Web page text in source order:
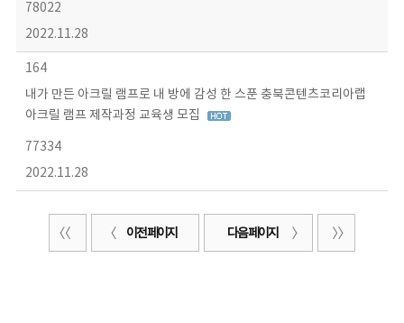
78022
2022.11.28
164
내가 만든 아크릴 램프로 내 방에 감성 한 스푼 충북콘텐츠코리아랩
아크릴 램프 제작과정 교육생 모집
77334
2022.11.28
이전 페이지 다음 페이지